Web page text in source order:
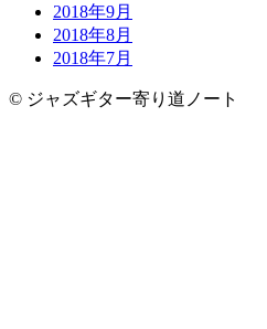
2018年9月
2018年8月
2018年7月
© ジャズギター寄り道ノート